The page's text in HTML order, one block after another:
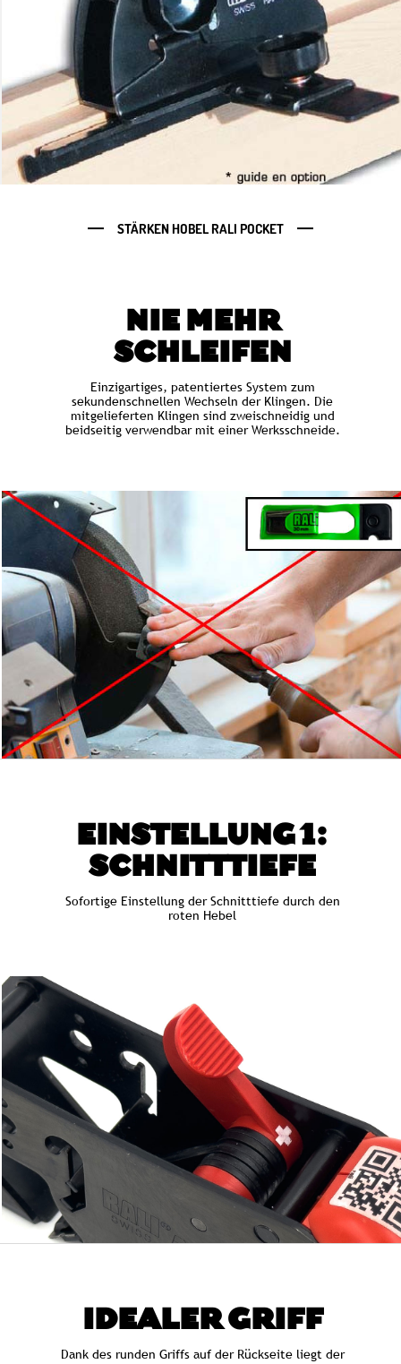
STÄRKEN HOBEL RALI POCKET
NIE MEHR
SCHLEIFEN
Einzigartiges, patentiertes System zum
sekundenschnellen Wechseln der Klingen. Die
mitgelieferten Klingen sind zweischneidig und
beidseitig verwendbar mit einer Werksschneide.
EINSTELLUNG 1:
SCHNITTTIEFE
Sofortige Einstellung der Schnitttiefe durch den
roten Hebel
IDEALER GRIFF
Dank des runden Griffs auf der Rückseite liegt der